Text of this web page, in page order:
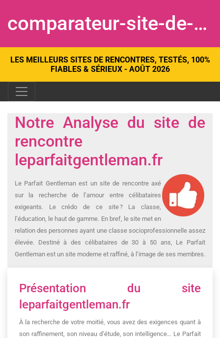
comparateur-site-de-rencontre.com
LES MEILLEURS SITES DE RENCONTRES, TESTÉS, 100%
FIABLES & SÉRIEUX - AOÛT 2026
Notre Analyse du site de
rencontre
leparfaitgentleman.fr
Le Parfait Gentleman est un site de rencontre axé
sur la recherche de l’amour entre célibataires
exigeants. Le crédo de ce site ? La classe,
l’éducation, le haut de gamme. En bref, le site met en
relation des personnes ayant une classe socioprofessionnelle assez
élevée. Destiné à des célibataires de 30 à 50 ans, Le Parfait
Gentleman est un site moderne et raffiné, à l’image de ses membres.
Présentation du site
leparfaitgentleman.fr
À la recherche de votre moitié, vous avez des exigences quant à
son raffinement, son niveau d’étude, son intelligence… Le Parfait